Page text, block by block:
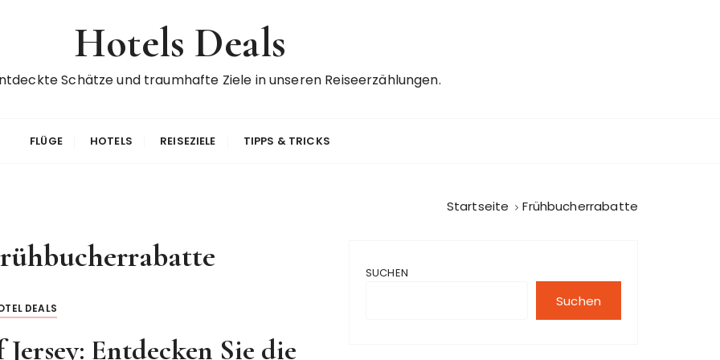
Hotels Deals
Schätze und traumhafte Ziele in unseren Reiseerzählungen.
FLÜGE HOTELS REISEZIELE TIPPS & TRICKS
Startseite Frühbucherrabatte
DEALS
Entdecken Sie die
SUCHEN
Suchen